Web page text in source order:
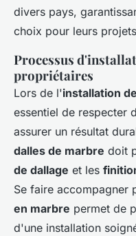
divers pays,
choix pour leurs
Processus
propriétaires
Lors de l'installation
essentiel de respecter
assurer un résultat
dalles de marbre doit
de dallage et les
Se faire accompagner
en marbre permet de
d'une installation